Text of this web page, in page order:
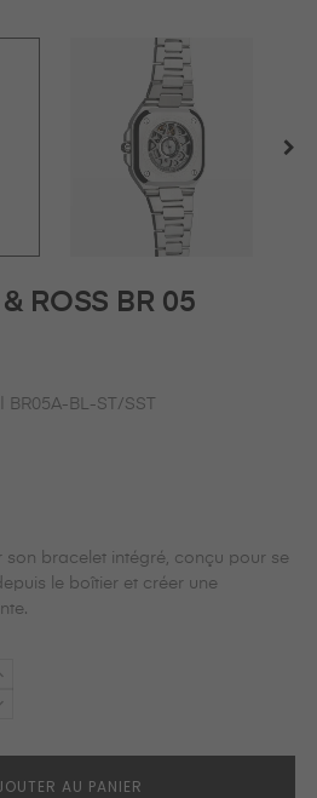
ROSS BR 05
BL-ST/SST
son bracelet intégré, conçu pour se
le boîtier et créer une
AU PANIER